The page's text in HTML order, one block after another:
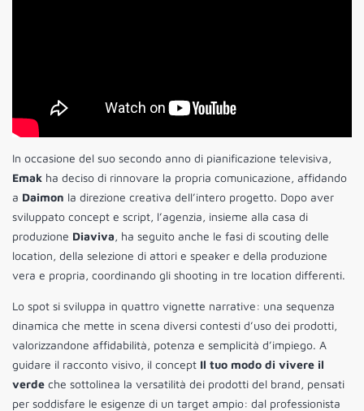
In occasione del suo secondo anno di pianificazione televisiva,
Emak ha deciso di rinnovare la propria comunicazione, affidando
a Daimon la direzione creativa dell’intero progetto. Dopo aver
sviluppato concept e script, l’agenzia, insieme alla casa di
produzione Diaviva, ha seguito anche le fasi di scouting delle
location, della selezione di attori e speaker e della produzione
vera e propria, coordinando gli shooting in tre location differenti.
Lo spot si sviluppa in quattro vignette narrative: una sequenza
dinamica che mette in scena diversi contesti d’uso dei prodotti,
valorizzandone affidabilità, potenza e semplicità d’impiego. A
guidare il racconto visivo, il concept Il tuo modo di vivere il
verde che sottolinea la versatilità dei prodotti del brand, pensati
per soddisfare le esigenze di un target ampio: dal professionista